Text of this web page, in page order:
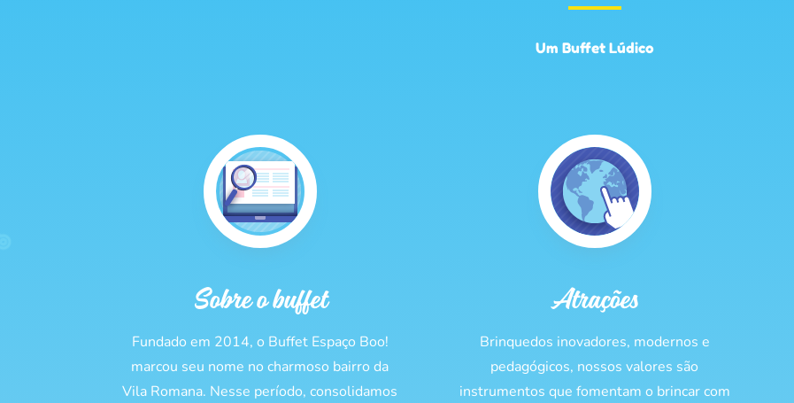
Um Buffet Lúdico
Sobre o buffet
Fundado em 2014, o Buffet Espaço Boo!
marcou seu nome no charmoso bairro da
Vila Romana. Nesse período, consolidamos
Atrações
Brinquedos inovadores, modernos e
pedagógicos, nossos valores são
instrumentos que fomentam o brincar com